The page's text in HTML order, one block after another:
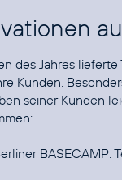
des Jahres
Kunden.
seiner Kunden
BASECAMP: